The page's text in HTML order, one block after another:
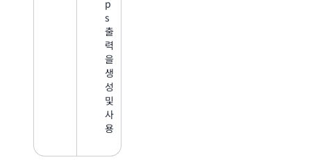
p
s
출
력
을
생
성
및
사
용